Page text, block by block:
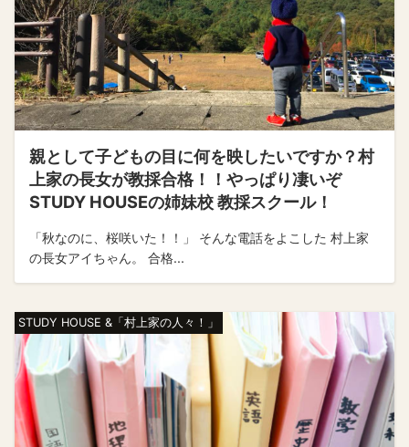
親として子どもの目に何を映したいですか？村
上家の長女が教採合格！！やっぱり凄いぞ
STUDY HOUSEの姉妹校 教採スクール！
「秋なのに、桜咲いた！！」 そんな電話をよこした 村上家
の長女アイちゃん。 合格...
STUDY HOUSE &「村上家の人々！」